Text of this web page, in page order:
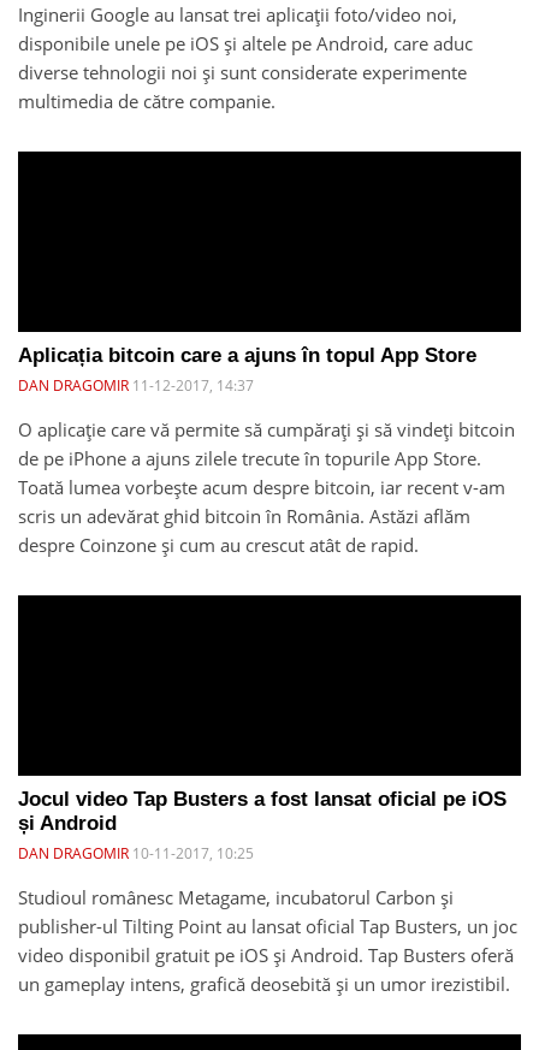
Inginerii Google au lansat trei aplicații foto/video noi,
disponibile unele pe iOS și altele pe Android, care aduc
diverse tehnologii noi și sunt considerate experimente
multimedia de către companie.
Aplicația bitcoin care a ajuns în topul App Store
DAN DRAGOMIR 11-12-2017, 14:37
O aplicație care vă permite să cumpărați și să vindeți bitcoin
de pe iPhone a ajuns zilele trecute în topurile App Store.
Toată lumea vorbește acum despre bitcoin, iar recent v-am
scris un adevărat ghid bitcoin în România. Astăzi aflăm
despre Coinzone și cum au crescut atât de rapid.
Jocul video Tap Busters a fost lansat oficial pe iOS
și Android
DAN DRAGOMIR 10-11-2017, 10:25
Studioul românesc Metagame, incubatorul Carbon și
publisher-ul Tilting Point au lansat oficial Tap Busters, un joc
video disponibil gratuit pe iOS și Android. Tap Busters oferă
un gameplay intens, grafică deosebită și un umor irezistibil.